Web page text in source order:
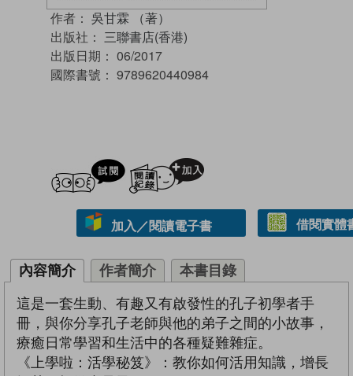
作者： 吳甘霖 （著）
出版社： 三聯書店(香港)
出版日期： 06/2017
國際書號： 9789620440984
試閲
加入／閱讀電子書 借閱實體
內容簡介 作者簡介 本書目錄
這是一套生動、有趣又有啟發性的孔子初學者手
冊，與你分享孔子老師與他的弟子之間的小故事，
療癒日常學習和生活中的各種疑難雜症。
《上學啦：活學秘笈》：教你如何活用知識，增長